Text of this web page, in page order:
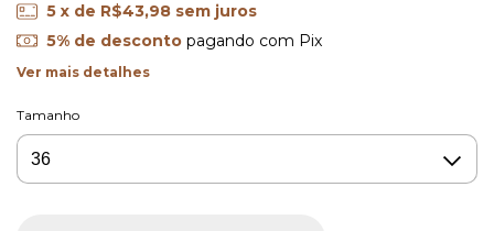
5 x de R$43,98 sem juros
5% de descontopagando com Pix
Ver mais detalhes
Tamanho